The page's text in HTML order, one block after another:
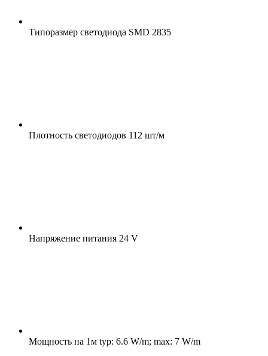
Типоразмер светодиода SMD 2835
Плотность светодиодов 112 шт/м
Напряжение питания 24 V
Мощность на 1м typ: 6.6 W/m; max: 7 W/m